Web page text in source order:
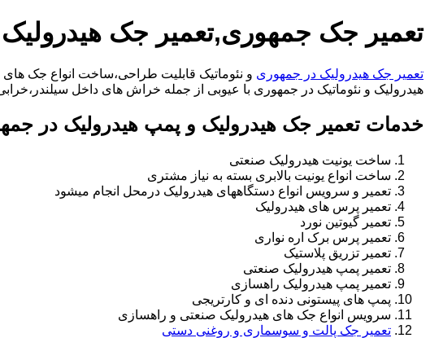
تعمیر جک جمهوری,تعمیر جک
تعمیر جک هیدرولیک در جمهوری و نئوماتیک قابلیت طراحی،ساخت انواع جک های
هیدرولیک و نئوماتیک در جمهوری با عیوبی از جمله خراش های داخل سیلندر،خرابی راد،تعویض و تغییر
خدمات تعمیر جک هیدرولیک و پمپ هیدرولیک در
ساخت یونیت هیدرولیک صنعتی
ساخت انواع یونیت بالابری بسته به نیاز مشتری
تعمیر و سرویس انواع دستگاههای هیدرولیک درمحل انجام میشود
تعمیر پرس های هیدرولیک
تعمیر گیوتین نورد
تعمیر پرس برک اره نواری
تعمیر تزریق پلاستیک
تعمیر پمپ هیدرولیک صنعتی
تعمیر پمپ هیدرولیک راهسازی
پمپ های پیستونی دنده ای و کارتریجی
سرویس انواع جک های هیدرولیک صنعتی و راهسازی
تعمیر جک پالت و سوسماری و روغنی دستی